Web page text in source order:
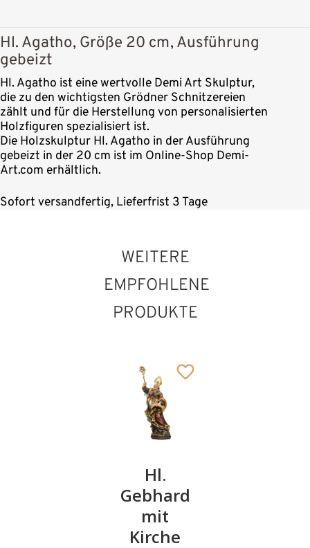
Hl. Agatho, Größe 20 cm, Ausführung
gebeizt
Hl. Agatho ist eine wertvolle Demi Art Skulptur,
die zu den wichtigsten Grödner Schnitzereien
zählt und für die Herstellung von personalisierten
Holzfiguren spezialisiert ist.
Die Holzskulptur Hl. Agatho in der Ausführung
gebeizt in der 20 cm ist im Online-Shop Demi-
Art.com erhältlich.
Sofort versandfertig, Lieferfrist 3 Tage
WEITERE
EMPFOHLENE
PRODUKTE
Hl.
Gebhard
mit
Kirche